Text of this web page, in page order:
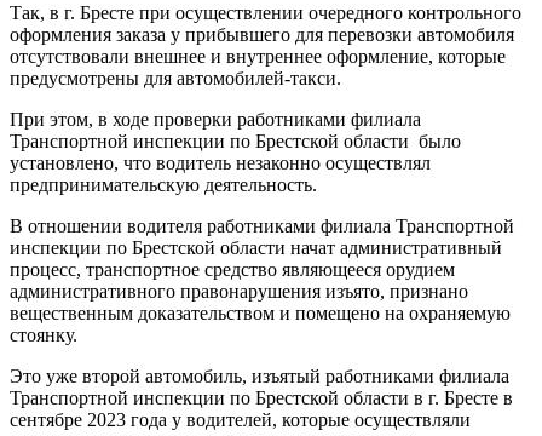
Так, в г. Бресте при осуществлении очередного контрольного
оформления заказа у прибывшего для перевозки автомобиля
отсутствовали внешнее и внутреннее оформление, которые
предусмотрены для автомобилей-такси.
При этом, в ходе проверки работниками филиала
Транспортной инспекции по Брестской области было
установлено, что водитель незаконно осуществлял
предпринимательскую деятельность.
В отношении водителя работниками филиала Транспортной
инспекции по Брестской области начат административный
процесс, транспортное средство являющееся орудием
административного правонарушения изъято, признано
вещественным доказательством и помещено на охраняемую
стоянку.
Это уже второй автомобиль, изъятый работниками филиала
Транспортной инспекции по Брестской области в г. Бресте в
сентябре 2023 года у водителей, которые осуществляли